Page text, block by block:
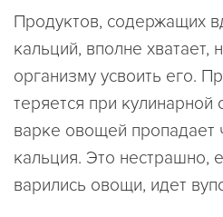
Продуктов, содержащих
кальций, вполне
организму усвоить его.
теряется при кулинарной
варке овощей пропадает
кальция. Это нестрашно,
варились овощи, идет